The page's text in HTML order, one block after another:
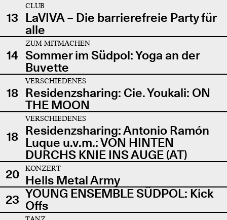
13
CLUB
LaVIVA – Die barrierefreie Party für
alle
14
ZUM MITMACHEN
Sommer im Südpol: Yoga an der
Buvette
18
VERSCHIEDENES
Residenzsharing: Cie. Youkali: ON
THE MOON
18
VERSCHIEDENES
Residenzsharing: Antonio Ramón
Luque u.v.m.: VON HINTEN
DURCHS KNIE INS AUGE (AT)
20
KONZERT
Hells Metal Army
23 YOUNG ENSEMBLE SÜDPOL: Kick
Offs